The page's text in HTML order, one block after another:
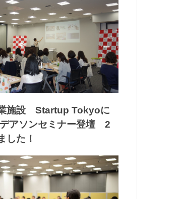
施設 Startup Tokyoに
アソンセミナー登壇 2
した！